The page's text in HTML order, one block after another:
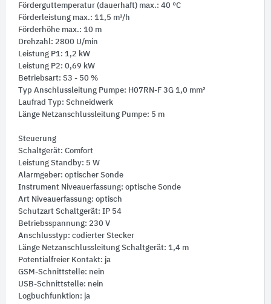
Förderguttemperatur (dauerhaft) max.: 40 °C
Förderleistung max.: 11,5 m³/h
Förderhöhe max.: 10 m
Drehzahl: 2800 U/min
Leistung P1: 1,2 kW
Leistung P2: 0,69 kW
Betriebsart: S3 - 50 %
Typ Anschlussleitung Pumpe: H07RN-F 3G 1,0 mm²
Laufrad Typ: Schneidwerk
Länge Netzanschlussleitung Pumpe: 5 m
Steuerung
Schaltgerät: Comfort
Leistung Standby: 5 W
Alarmgeber: optischer Sonde
Instrument Niveauerfassung: optische Sonde
Art Niveauerfassung: optisch
Schutzart Schaltgerät: IP 54
Betriebsspannung: 230 V
Anschlusstyp: codierter Stecker
Länge Netzanschlussleitung Schaltgerät: 1,4 m
Potentialfreier Kontakt: ja
GSM-Schnittstelle: nein
USB-Schnittstelle: nein
Logbuchfunktion: ja